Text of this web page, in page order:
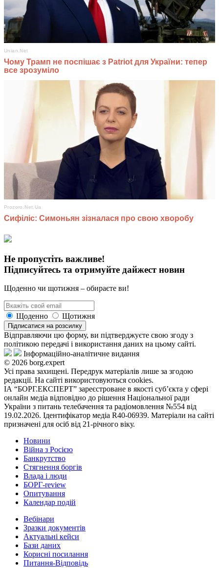
Не пропустіть важливе!
Підписуйтесь та отримуйте дайжест новин
Щоденно чи щотижня – обираєте ви!
Щоденно Щотижня
Підписатися на розсилку
Відправляючи цю форму, ви підтверджуєте свою згоду з
політикою передачі і використання даних на цьому сайті.
Інформаційно-аналітичне видання
© 2026 borg.expert
Усі права захищені. Передрук матеріалів лише за згодою
редакції. На сайті використовуються cookies.
ІА “БОРГ.ЕКСПЕРТ” зареєстроване в якості суб’єкта у сфері
онлайн медіа відповідно до рішення Національної ради
України з питань телебачення та радіомовлення №554 від
19.02.2026. Ідентифікатор медіа R40-06939. Матеріали на сайті
призначені для осіб від 21-річного віку.
Новини
Війна з Росією
Банкрутство
Стягнення боргiв
Влада i люди
БОРГ-review
Опитування
Календар подій
Вебінари
Зразки документів
Актуальні кейси
Бази даних
Корисні посилання
Питання-Відповідь